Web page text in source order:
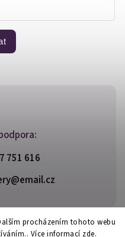
procházením tohoto webu
Více informací zde.
751 616